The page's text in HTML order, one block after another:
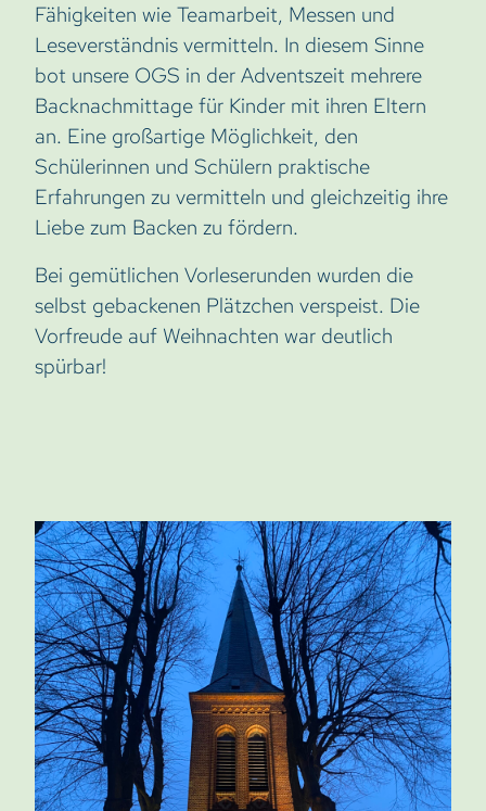
Fähigkeiten wie Teamarbeit, Messen und
Leseverständnis vermitteln. In diesem Sinne
bot unsere OGS in der Adventszeit mehrere
Backnachmittage für Kinder mit ihren Eltern
an. Eine großartige Möglichkeit, den
Schülerinnen und Schülern praktische
Erfahrungen zu vermitteln und gleichzeitig ihre
Liebe zum Backen zu fördern.
Bei gemütlichen Vorleserunden wurden die
selbst gebackenen Plätzchen verspeist. Die
Vorfreude auf Weihnachten war deutlich
spürbar!